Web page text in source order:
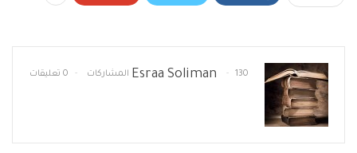
Esraa Soliman 130 المشاركات 0 تعليقات